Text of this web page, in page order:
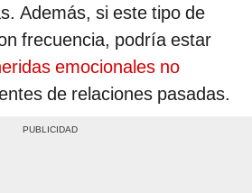
Además, si este tipo de
frecuencia, podría estar
emocionales no
de relaciones pasadas.